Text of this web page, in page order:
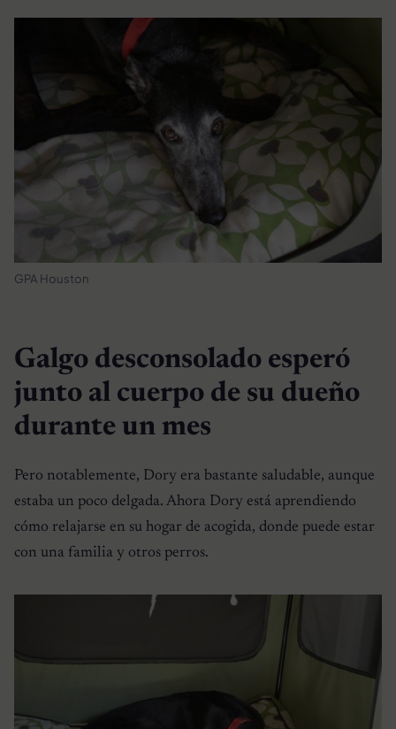
GPA Houston
Galgo desconsolado esperó
junto al cuerpo de su dueño
durante un mes
Pero notablemente, Dory era bastante saludable, aunque
estaba un poco delgada. Ahora Dory está aprendiendo
cómo relajarse en su hogar de acogida, donde puede estar
con una familia y otros perros.